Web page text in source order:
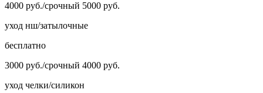
4000 руб./срочный 5000 руб.
уход нш/затылочные
бесплатно
3000 руб./срочный 4000 руб.
уход челки/силикон